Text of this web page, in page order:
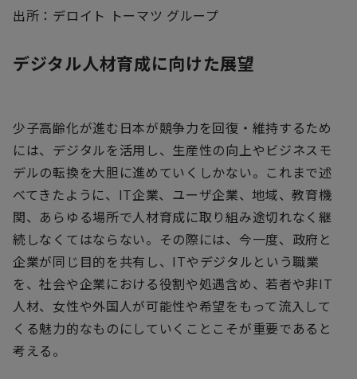
出所：デロイト トーマツ グループ
デジタル人材育成に向けた展望
少子高齢化が進む日本が競争力を回復・維持するため
には、デジタルを活用し、生産性の向上やビジネスモ
デルの転換を大胆に進めていくしかない。これまで述
べてきたように、 IT企業、ユーザ企業、地域、教育機
関、あらゆる場所で人材育成に取り組み途切れなく継
続しなくてはならない。その際には、今一度、政府と
企業が同じ目的を共有し、 ITやデジタルという職業
を、社会や企業における役割や処遇含め、若者や非IT
人材、女性や外国人が可能性や希望をもって流入して
くる魅力的なものにしていくことこそが重要であると
考える。